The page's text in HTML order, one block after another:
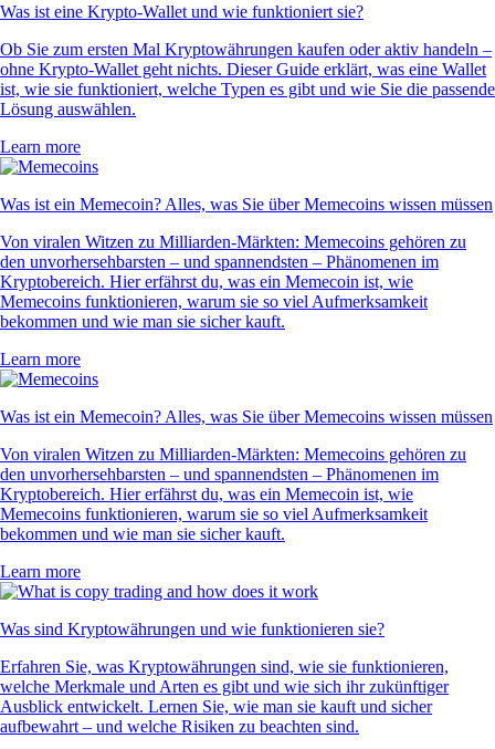
Was ist eine Krypto-Wallet und wie funktioniert sie?
Ob Sie zum ersten Mal Kryptowährungen kaufen oder aktiv handeln –
ohne Krypto-Wallet geht nichts. Dieser Guide erklärt, was eine Wallet
ist, wie sie funktioniert, welche Typen es gibt und wie Sie die passende
Lösung auswählen.
Learn more
Was ist ein Memecoin? Alles, was Sie über Memecoins wissen müssen
Von viralen Witzen zu Milliarden-Märkten: Memecoins gehören zu
den unvorhersehbarsten – und spannendsten – Phänomenen im
Kryptobereich. Hier erfährst du, was ein Memecoin ist, wie
Memecoins funktionieren, warum sie so viel Aufmerksamkeit
bekommen und wie man sie sicher kauft.
Learn more
Was ist ein Memecoin? Alles, was Sie über Memecoins wissen müssen
Von viralen Witzen zu Milliarden-Märkten: Memecoins gehören zu
den unvorhersehbarsten – und spannendsten – Phänomenen im
Kryptobereich. Hier erfährst du, was ein Memecoin ist, wie
Memecoins funktionieren, warum sie so viel Aufmerksamkeit
bekommen und wie man sie sicher kauft.
Learn more
Was sind Kryptowährungen und wie funktionieren sie?
Erfahren Sie, was Kryptowährungen sind, wie sie funktionieren,
welche Merkmale und Arten es gibt und wie sich ihr zukünftiger
Ausblick entwickelt. Lernen Sie, wie man sie kauft und sicher
aufbewahrt – und welche Risiken zu beachten sind.